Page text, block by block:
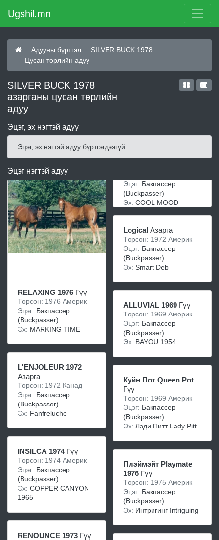
Ugshil.mn
Адууны бүртгэл
SILVER BUCK 1978
Цусан төрлийн адуу
SILVER BUCK 1978
азарганы цусан төрлийн
адуу
Эцэг, эх нэгтэй адуу
Эцэг, эх нэгтэй адуу бүртгэгдээгүй.
Эцэг нэгтэй адуу
RELAXING 1976 Гүү
Төрсөн: 1976 Америк
Эцэг: Бакпассер
(Buckpasser)
Эх: MARKING TIME
L'ENJOLEUR 1972
Азарга
Төрсөн: 1972 Канад
Эцэг: Бакпассер
(Buckpasser)
Эх: Fanfreluche
INSILCA 1974Гүү
Төрсөн: 1974 Америк
Эцэг: Бакпассер
(Buckpasser)
Эх: COPPER CANYON
1965
RENOUNCE 1973 Гүү
Эцэг: Бакпассер
(Buckpasser)
Эх: COOL MOOD
Logical Азарга
Төрсөн: 1972 Америк
Эцэг: Бакпассер
(Buckpasser)
Эх: Smart Deb
ALLUVIAL 1969 Гүү
Төрсөн: 1969 Америк
Эцэг: Бакпассер
(Buckpasser)
Эх: BAYOU 1954
Куйн Пот Queen Pot
Гүү
Төрсөн: 1969 Америк
Эцэг: Бакпассер
(Buckpasser)
Эх: Лэди Питт Lady Pitt
Плэймэйт Playmate
1976 Гүү
Төрсөн: 1975 Америк
Эцэг: Бакпассер
(Buckpasser)
Эх: Интригинг Intriguing